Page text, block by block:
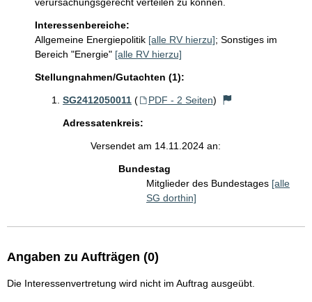
Interessenbereiche:
Allgemeine Energiepolitik [alle RV hierzu]; Sonstiges im
Bereich "Energie" [alle RV hierzu]
Stellungnahmen/Gutachten (1):
SG2412050011 ( PDF - 2 Seiten)
Adressatenkreis:
Versendet am 14.11.2024 an:
Bundestag
Mitglieder des Bundestages [alle
SG dorthin]
Angaben zu Aufträgen (0)
Die Interessenvertretung wird nicht im Auftrag ausgeübt.